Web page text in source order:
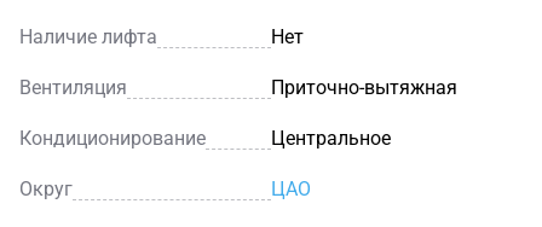
Наличие лифта Нет
Вентиляция Приточно-вытяжная
Кондиционирование Центральное
Округ ЦАО